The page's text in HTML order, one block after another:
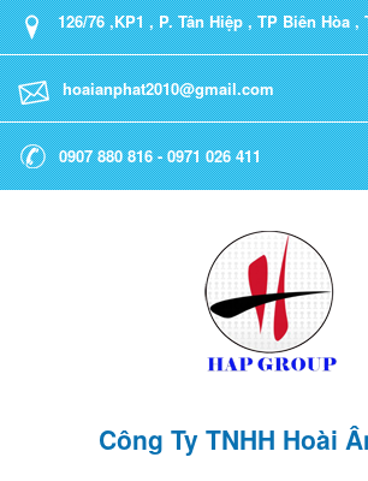
126/76 ,KP1 , P. Tân Hiệp , TP Biên Hòa ,
hoaianphat2010@gmail.com
0907 880 816 - 0971 026 411
Công Ty TNHH Hoài